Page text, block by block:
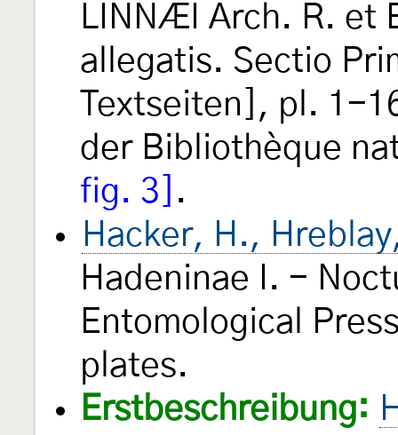
LINNÆI Arch. R. et
allegatis. Sectio
Textseiten], pl. 1-
der Bibliothèque
fig. 3] .
Hacker, H.,
Hadeninae I. -
Entomological
plates.
Erstbeschreibung: